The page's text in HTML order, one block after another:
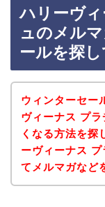
ハリーヴ
ュのメル
ールを探
ウィンターセー
ヴィーナス プ
くなる方法を探
ーヴィーナス
てメルマガなど